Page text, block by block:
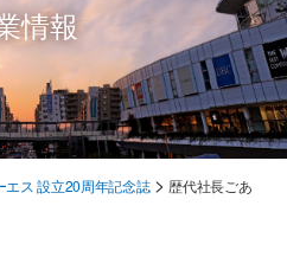
情報
エス 設立20周年記念誌>歴代社長ごあ